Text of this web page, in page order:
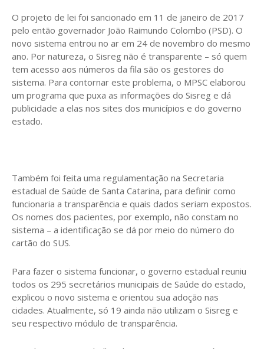
O projeto de lei foi sancionado em 11 de janeiro de 2017
pelo então governador João Raimundo Colombo (PSD). O
novo sistema entrou no ar em 24 de novembro do mesmo
ano. Por natureza, o Sisreg não é transparente – só quem
tem acesso aos números da fila são os gestores do
sistema. Para contornar este problema, o MPSC elaborou
um programa que puxa as informações do Sisreg e dá
publicidade a elas nos sites dos municípios e do governo
estado.
Também foi feita uma regulamentação na Secretaria
estadual de Saúde de Santa Catarina, para definir como
funcionaria a transparência e quais dados seriam expostos.
Os nomes dos pacientes, por exemplo, não constam no
sistema – a identificação se dá por meio do número do
cartão do SUS.
Para fazer o sistema funcionar, o governo estadual reuniu
todos os 295 secretários municipais de Saúde do estado,
explicou o novo sistema e orientou sua adoção nas
cidades. Atualmente, só 19 ainda não utilizam o Sisreg e
seu respectivo módulo de transparência.